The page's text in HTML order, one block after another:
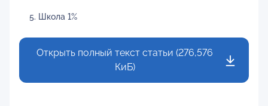
Школа 1%
Открыть полный текст статьи (276,576
КиБ)